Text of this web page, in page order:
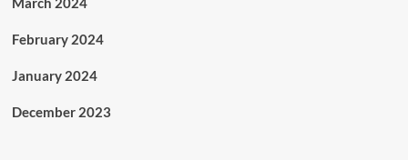
February 2024
January 2024
December 2023